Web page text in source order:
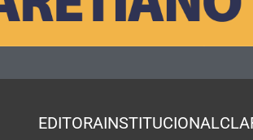
EDITORAINSTITUCIONAL